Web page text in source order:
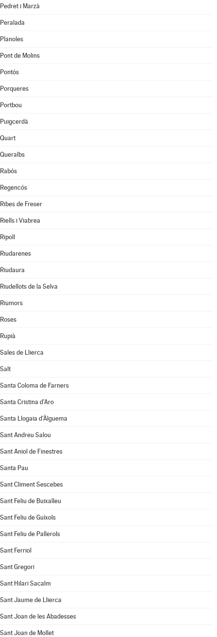
Pedret i Marzà
Peralada
Planoles
Pont de Molins
Pontós
Porqueres
Portbou
Puigcerdà
Quart
Queralbs
Rabós
Regencós
Ribes de Freser
Riells i Viabrea
Ripoll
Riudarenes
Riudaura
Riudellots de la Selva
Riumors
Roses
Rupià
Sales de Llierca
Salt
Santa Coloma de Farners
Santa Cristina d'Aro
Santa Llogaia d'Àlguema
Sant Andreu Salou
Sant Aniol de Finestres
Santa Pau
Sant Climent Sescebes
Sant Feliu de Buixalleu
Sant Feliu de Guíxols
Sant Feliu de Pallerols
Sant Ferriol
Sant Gregori
Sant Hilari Sacalm
Sant Jaume de Llierca
Sant Joan de les Abadesses
Sant Joan de Mollet